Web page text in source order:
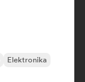
Elektronika